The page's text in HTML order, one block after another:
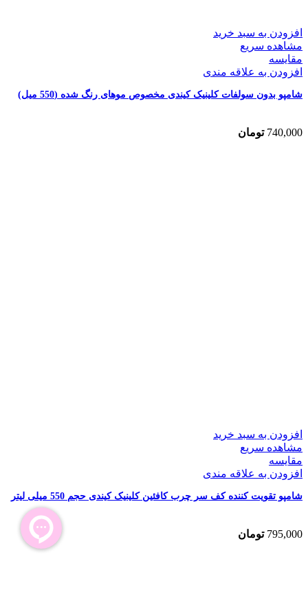
افزودن به سبد خرید
مشاهده سریع
مقایسه
افزودن به علاقه مندی
شامپو بدون سولفات کلینیک کیندی مخصوص موهای رنگ شده (550 میل)
740,000 تومان
افزودن به سبد خرید
مشاهده سریع
مقایسه
افزودن به علاقه مندی
شامپو تقویت کننده کف سر چرب کافئین کلینیک کیندی حجم 550 میلی لیتر
795,000 تومان